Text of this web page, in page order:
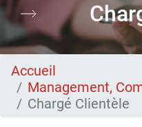
Accueil
Management,
Chargé Clientèle